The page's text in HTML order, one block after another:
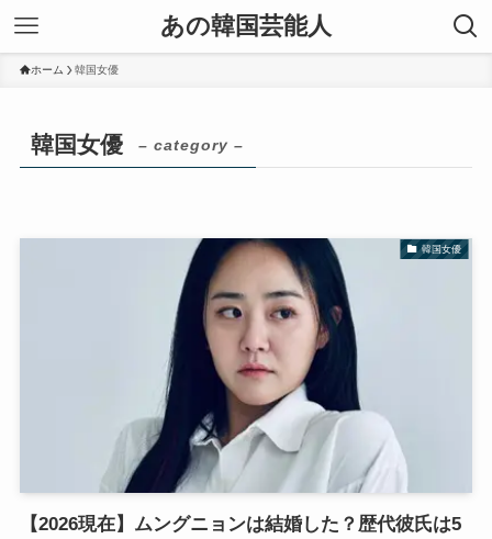
あの韓国芸能人
ホーム 韓国女優
韓国女優 – category –
韓国女優
【2026現在】ムングニョンは結婚した？歴代彼氏は5